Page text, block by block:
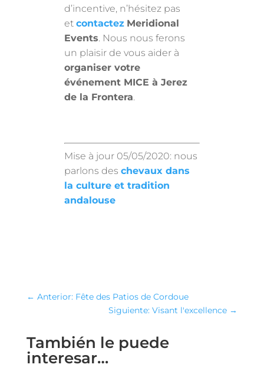
d’incentive, n’hésitez pas
etcontactez Meridional
Events. Nous nous ferons
un plaisir de vous aider à
organiser votre
événement MICE à Jerez
de la Frontera.
Mise à jour 05/05/2020: nous
parlons deschevaux dans
la culture et tradition
andalouse
← Anterior: Fête des Patios de Cordoue
Siguiente: Visant l'excellence →
También le puede
interesar…